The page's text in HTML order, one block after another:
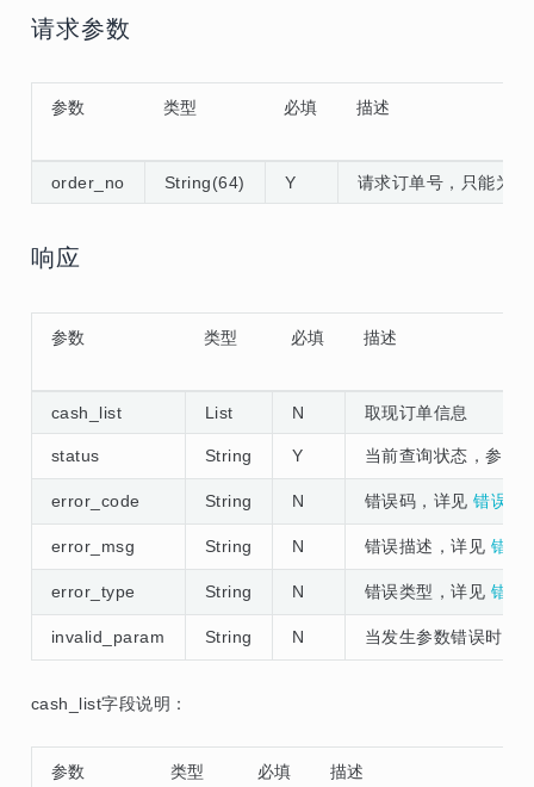
请求参数
参数 类型 必填 描述
order_no String(64) Y 请求订单号，只能为
响应
参数 类型 必填 描述
cash_list List N 取现订单信息
status String Y 当前查询状态，参见
error_code String N 错误码，详见错误
error_msg String N 错误描述，详见 错误
error_type String N 错误类型，详见 错误
invalid_param String N 当发生参数错误时返
cash_list字段说明：
参数 类型 必填 描述